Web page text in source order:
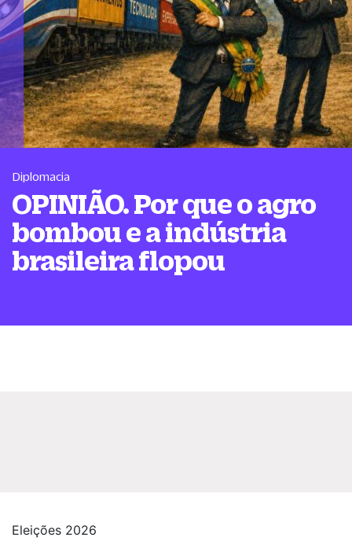
Diplomacia
OPINIÃO. Por que o agro
bombou e a indústria
brasileira flopou
Eleições 2026